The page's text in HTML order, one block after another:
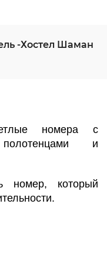
-Хостел Шаман
номера с
и
номер, который